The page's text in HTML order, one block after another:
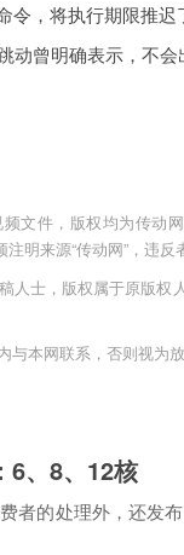
，将执行期限推迟
曾明确表示，不会
文件，版权均为传动
明来源“传动网”，违反
士，版权属于原版权
本网联系，否则视为放
6、8、12核
者的处理外，还发